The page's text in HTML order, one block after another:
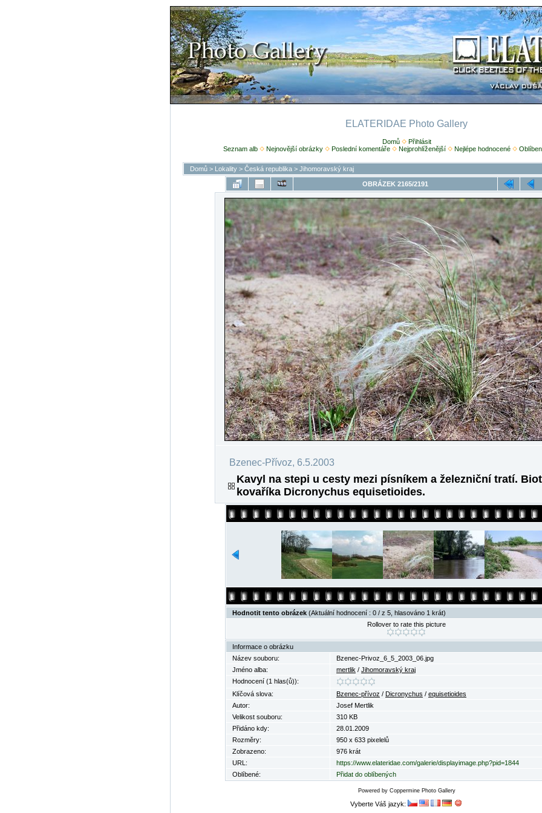
ELATERIDAE Photo Gallery
Domů
Přihlásit
Seznam alb
Nejnovější obrázky Poslední komentáře Nejprohlíženější Nejlépe hodnocené
Domů> Lokality> Česká republika> Jihomoravský kraj
OBRÁZEK 2165/2191
Bzenec-Přívoz, 6.5.2003
Kavyl na stepi u cesty mezi písníkem a železniční tratí.
kovaříka Dicronychus equisetioides.
Hodnotit tento obrázek (Aktuální hodnocení : 0 / z 5, hlasováno 1 krát)
Rollover to rate this picture
Informace o obrázku
Název souboru:
Bzenec-Privoz_6_5_2003_06.jpg
Jméno alba:
mertlik / Jihomoravský kraj
Hodnocení (1 hlas(ů)):
Klíčová slova:
Bzenec-přívoz / Dicronychus / equisetioides
Autor:
Josef Mertlik
Velikost souboru:
310 KB
Přidáno kdy:
28.01.2009
Rozměry:
950 x 633 pixelelů
Zobrazeno:
976 krát
URL:
https://www.elateridae.com/galerie/displayimage.php?pid=1844
Oblíbené:
Přidat do oblíbených
Powered by Coppermine Photo Gallery
Vyberte Váš jazyk: